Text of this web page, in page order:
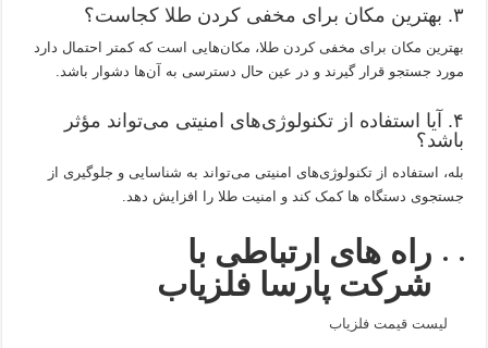
۳. بهترین مکان برای مخفی کردن طلا کجاست؟
بهترین مکان برای مخفی کردن طلا، مکان‌هایی است که کمتر احتمال دارد
مورد جستجو قرار گیرند و در عین حال دسترسی به آن‌ها دشوار باشد.
۴. آیا استفاده از تکنولوژی‌های امنیتی می‌تواند مؤثر
باشد؟
بله، استفاده از تکنولوژی‌های امنیتی می‌تواند به شناسایی و جلوگیری از
جستجوی دستگاه ها کمک کند و امنیت طلا را افزایش دهد.
راه های ارتباطی با
شرکت پارسا فلزیاب
لیست قیمت فلزیاب